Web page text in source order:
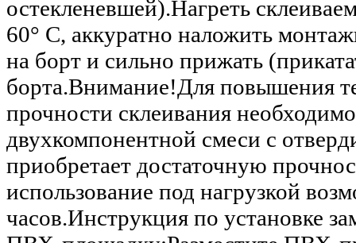
остекленевшей).Нагреть
60° C, аккуратно наложить
на борт и сильно прижать
борта.Внимание!Для повышения
прочности склеивания
двухкомпонентной смеси с
приобретает достаточную
использование под нагрузкой
часов.Инструкция по установке